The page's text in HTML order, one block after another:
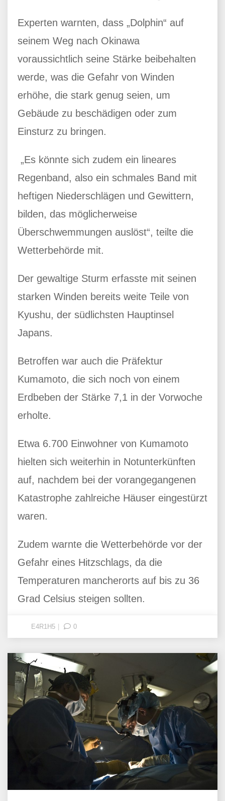
Experten warnten, dass „Dolphin“ auf
seinem Weg nach Okinawa
voraussichtlich seine Stärke beibehalten
werde, was die Gefahr von Winden
erhöhe, die stark genug seien, um
Gebäude zu beschädigen oder zum
Einsturz zu bringen.
„Es könnte sich zudem ein lineares
Regenband, also ein schmales Band mit
heftigen Niederschlägen und Gewittern,
bilden, das möglicherweise
Überschwemmungen auslöst“, teilte die
Wetterbehörde mit.
Der gewaltige Sturm erfasste mit seinen
starken Winden bereits weite Teile von
Kyushu, der südlichsten Hauptinsel
Japans.
Betroffen war auch die Präfektur
Kumamoto, die sich noch von einem
Erdbeben der Stärke 7,1 in der Vorwoche
erholte.
Etwa 6.700 Einwohner von Kumamoto
hielten sich weiterhin in Notunterkünften
auf, nachdem bei der vorangegangenen
Katastrophe zahlreiche Häuser eingestürzt
waren.
Zudem warnte die Wetterbehörde vor der
Gefahr eines Hitzschlags, da die
Temperaturen mancherorts auf bis zu 36
Grad Celsius steigen sollten.
E4R1H5 0